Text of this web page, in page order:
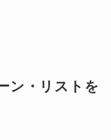
ン・リストを